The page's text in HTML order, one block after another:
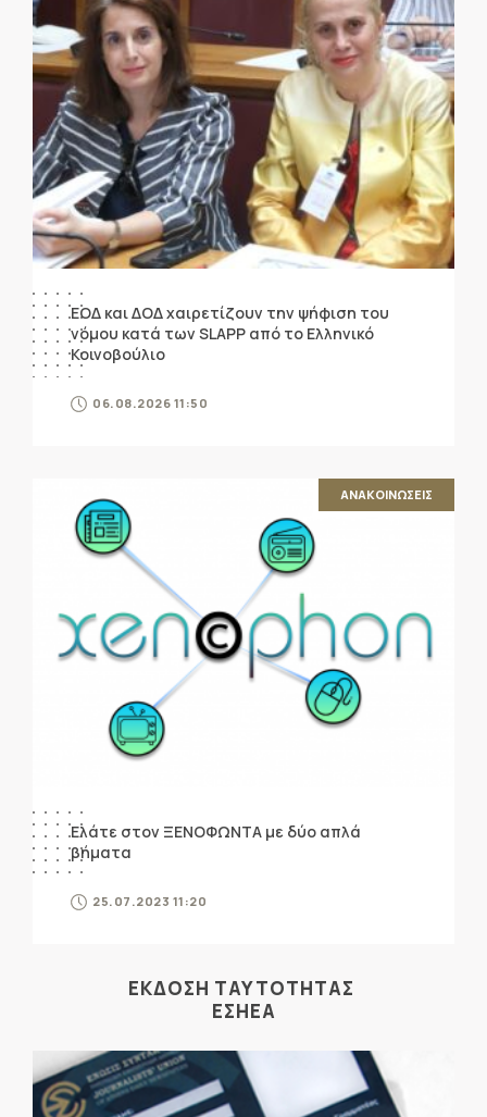
ΕΟΔ και ΔΟΔ χαιρετίζουν την ψήφιση του
νόμου κατά των SLAPP από το Ελληνικό
Κοινοβούλιο
06.08.2026 11:50
ΑΝΑΚΟΙΝΩΣΕΙΣ
Ελάτε στον ΞΕΝΟΦΩΝΤΑ με δύο απλά
βήματα
25.07.2023 11:20
ΕΚΔΟΣΗ ΤΑΥΤΟΤΗΤΑΣ
ΕΣΗΕΑ